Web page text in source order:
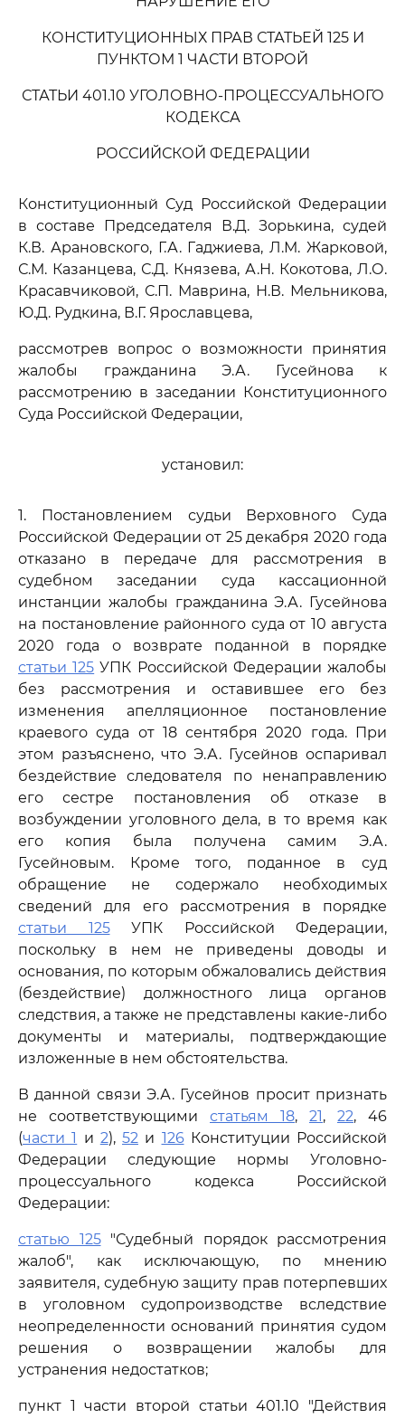
КОНСТИТУЦИОННЫХ ПРАВ СТАТЬЕЙ 125 И
ПУНКТОМ 1 ЧАСТИ ВТОРОЙ
СТАТЬИ 401.10 УГОЛОВНО-ПРОЦЕССУАЛЬНОГО
КОДЕКСА
РОССИЙСКОЙ ФЕДЕРАЦИИ
Конституционный Суд Российской Федерации
в составе Председателя В.Д. Зорькина, судей
К.В. Арановского, Г.А. Гаджиева, Л.М. Жарковой,
С.М. Казанцева, С.Д. Князева, А.Н. Кокотова, Л.О.
Красавчиковой, С.П. Маврина, Н.В. Мельникова,
Ю.Д. Рудкина, В.Г. Ярославцева,
рассмотрев вопрос о возможности принятия
жалобы гражданина Э.А. Гусейнова к
рассмотрению в заседании Конституционного
Суда Российской Федерации,
установил:
1. Постановлением судьи Верховного Суда
Российской Федерации от 25 декабря 2020 года
отказано в передаче для рассмотрения в
судебном заседании суда кассационной
инстанции жалобы гражданина Э.А. Гусейнова
на постановление районного суда от 10 августа
2020 года о возврате поданной в порядке
статьи 125 УПК Российской Федерации жалобы
без рассмотрения и оставившее его без
изменения апелляционное постановление
краевого суда от 18 сентября 2020 года. При
этом разъяснено, что Э.А. Гусейнов оспаривал
бездействие следователя по ненаправлению
его сестре постановления об отказе в
возбуждении уголовного дела, в то время как
его копия была получена самим Э.А.
Гусейновым. Кроме того, поданное в суд
обращение не содержало необходимых
сведений для его рассмотрения в порядке
статьи 125УПК Российской Федерации,
поскольку в нем не приведены доводы и
основания, по которым обжаловались действия
(бездействие) должностного лица органов
следствия, а также не представлены какие-либо
документы и материалы, подтверждающие
изложенные в нем обстоятельства.
В данной связи Э.А. Гусейнов просит признать
не соответствующими статьям 18, 21, 22, 46
(части 1 и 2), 52 и 126Конституции Российской
Федерации следующие нормы Уголовно-
процессуального кодекса Российской
Федерации:
статью 125"Судебный порядок рассмотрения
жалоб", как исключающую, по мнению
заявителя, судебную защиту прав потерпевших
в уголовном судопроизводстве вследствие
неопределенности оснований принятия судом
решения о возвращении жалобы для
устранения недостатков;
пункт 1 части второй статьи 401.10 "Действия